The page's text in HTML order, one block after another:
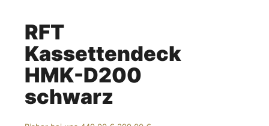
RFT
Kassettendeck
HMK-D200
schwarz